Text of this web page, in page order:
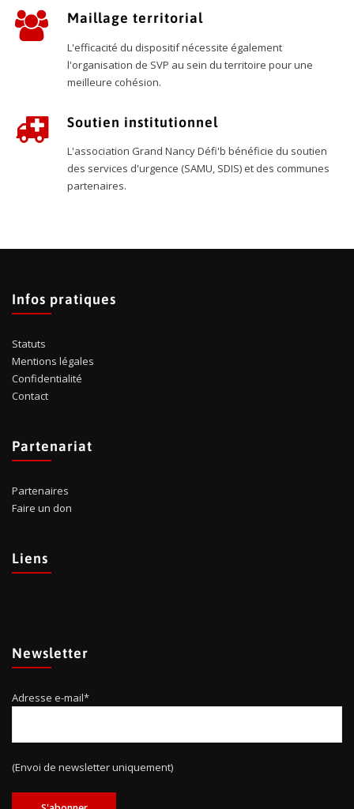
Maillage territorial
L'efficacité du dispositif nécessite également
l'organisation de SVP au sein du territoire pour une
meilleure cohésion.
Soutien institutionnel
L'association Grand Nancy Défi'b bénéficie du soutien
des services d'urgence (SAMU, SDIS) et des communes
partenaires.
Infos pratiques
Statuts
Mentions légales
Confidentialité
Contact
Partenariat
Partenaires
Faire un don
Liens
Newsletter
Adresse e-mail*
(Envoi de newsletter uniquement)